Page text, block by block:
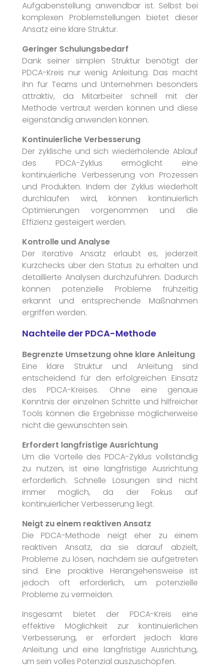
Aufgabenstellung anwendbar ist. Selbst bei
komplexen Problemstellungen bietet dieser
Ansatz eine klare Struktur.
Geringer Schulungsbedarf
Dank seiner simplen Struktur benötigt der
PDCA-Kreis nur wenig Anleitung. Das macht
ihn für Teams und Unternehmen besonders
attraktiv, da Mitarbeiter schnell mit der
Methode vertraut werden können und diese
eigenständig anwenden können.
Kontinuierliche Verbesserung
Der zyklische und sich wiederholende Ablauf
des PDCA-Zyklus ermöglicht eine
kontinuierliche Verbesserung von Prozessen
und Produkten. Indem der Zyklus wiederholt
durchlaufen wird, können kontinuierlich
Optimierungen vorgenommen und die
Effizienz gesteigert werden.
Kontrolle und Analyse
Der iterative Ansatz erlaubt es, jederzeit
Kurzchecks über den Status zu erhalten und
detaillierte Analysen durchzuführen. Dadurch
können potenzielle Probleme frühzeitig
erkannt und entsprechende Maßnahmen
ergriffen werden.
Nachteile der PDCA-Methode
Begrenzte Umsetzung ohne klare Anleitung
Eine klare Struktur und Anleitung sind
entscheidend für den erfolgreichen Einsatz
des PDCA-Kreises. Ohne eine genaue
Kenntnis der einzelnen Schritte und hilfreicher
Tools können die Ergebnisse möglicherweise
nicht die gewünschten sein.
Erfordert langfristige Ausrichtung
Um die Vorteile des PDCA-Zyklus vollständig
zu nutzen, ist eine langfristige Ausrichtung
erforderlich. Schnelle Lösungen sind nicht
immer möglich, da der Fokus auf
kontinuierlicher Verbesserung liegt.
Neigt zu einem reaktiven Ansatz
Die PDCA-Methode neigt eher zu einem
reaktiven Ansatz, da sie darauf abzielt,
Probleme zu lösen, nachdem sie aufgetreten
sind. Eine proaktive Herangehensweise ist
jedoch oft erforderlich, um potenzielle
Probleme zu vermeiden.
Insgesamt bietet der PDCA-Kreis eine
effektive Möglichkeit zur kontinuierlichen
Verbesserung, er erfordert jedoch klare
Anleitung und eine langfristige Ausrichtung,
um sein volles Potenzial auszuschöpfen.